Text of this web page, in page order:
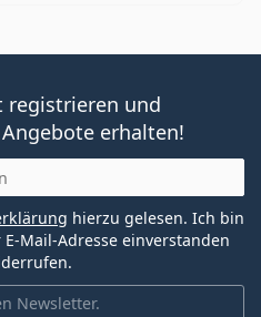
registrieren und
erhalten!
Newsletter.
hierzu gelesen. Ich bin
Mail-Adresse einverstanden